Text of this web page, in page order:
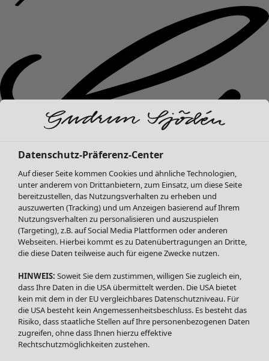
Neuheiten
FundkisteMenü öffnen Fundkiste
Datenschutz-Präferenz-Center
Auf dieser Seite kommen Cookies und ähnliche Technologien,
unter anderem von Drittanbietern, zum Einsatz, um diese Seite
bereitzustellen, das Nutzungsverhalten zu erheben und
auszuwerten (Tracking) und um Anzeigen basierend auf Ihrem
Nutzungsverhalten zu personalisieren und auszuspielen
(Targeting), z.B. auf Social Media Plattformen oder anderen
Webseiten. Hierbei kommt es zu Datenübertragungen an Dritte,
die diese Daten teilweise auch für eigene Zwecke nutzen.
HINWEIS: Soweit Sie dem zustimmen, willigen Sie zugleich ein,
dass Ihre Daten in die USA übermittelt werden. Die USA bietet
kein mit dem in der EU vergleichbares Datenschutzniveau. Für
die USA besteht kein Angemessenheitsbeschluss. Es besteht das
Risiko, dass staatliche Stellen auf Ihre personenbezogenen Daten
zugreifen, ohne dass Ihnen hierzu effektive
Rechtschutzmöglichkeiten zustehen.